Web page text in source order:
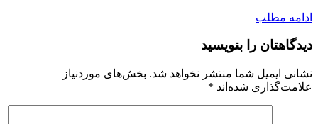
ادامه مطلب
دیدگاهتان را بنویسید
نشانی ایمیل شما منتشر نخواهد شد. بخش‌های موردنیاز
علامت‌گذاری شده‌اند *